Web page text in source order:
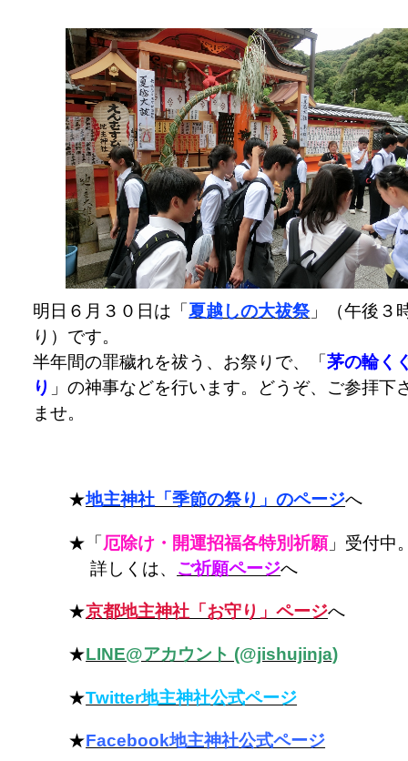
明日６月３０日は「夏越しの大祓祭」（午後３
り）です。
半年間の罪穢れを祓う、お祭りで、「茅の輪く
り 」の神事などを行います。どうぞ、ご参拝下
ませ。
★地主神社「季節の祭り」のページへ
★「厄除け・開運招福各特別祈願」受付中
詳しくは、 ご祈願ページへ
★京都地主神社「お守り」ページへ
★LINE@アカウント (@jishujinja)
★Twitter地主神社公式ページ
★Facebook地主神社公式ページ